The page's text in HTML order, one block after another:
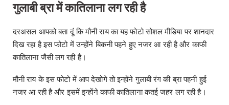
गुलाबी ब्रा में कातिलाना लग रही है
दरअसल आपको बता दूं कि मौनी राय का यह फोटो सोशल मीडिया पर शानदार
दिख रहा है इस फोटो में उन्होंने बिकनी पहने हुए नजर आ रही है और काफी
कातिलाना जैसी लग रही है।
मौनी राय के इस फोटो में आप देखोगे तो इन्होंने गुलाबी रंग की ब्रा पहनी हुई
नजर आ रही है और इसमें इन्होंने काफी कातिलाना कतई जहर लग रही है।